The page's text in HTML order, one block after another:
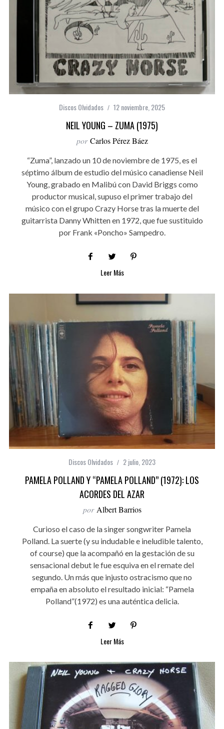
Discos Olvidados 12 noviembre, 2025
NEIL YOUNG – ZUMA (1975)
por Carlos Pérez Báez
“Zuma”, lanzado un 10 de noviembre de 1975, es el
séptimo álbum de estudio del músico canadiense Neil
Young, grabado en Malibú con David Briggs como
productor musical, supuso el primer trabajo del
músico con el grupo Crazy Horse tras la muerte del
guitarrista Danny Whitten en 1972, que fue sustituido
por Frank «Poncho» Sampedro.
Leer Más
Discos Olvidados 2 julio, 2023
PAMELA POLLAND Y “PAMELA POLLAND” (1972): LOS
ACORDES DEL AZAR
por Albert Barrios
Curioso el caso de la singer songwriter Pamela
Polland. La suerte (y su indudable e ineludible talento,
of course) que la acompañó en la gestación de su
sensacional debut le fue esquiva en el remate del
segundo. Un más que injusto ostracismo que no
empaña en absoluto el resultado inicial: “Pamela
Polland”(1972) es una auténtica delicia.
Leer Más